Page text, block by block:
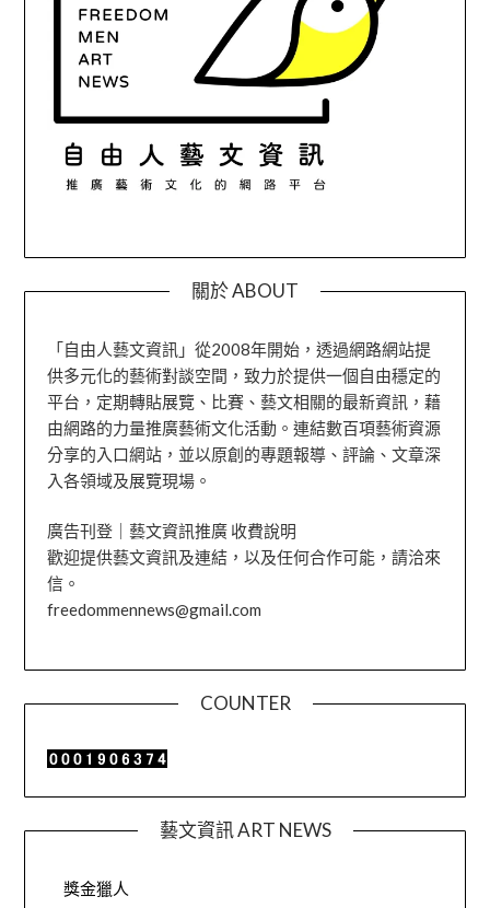
關於 ABOUT
「自由人藝文資訊」從2008年開始，透過網路網站提
供多元化的藝術對談空間，致力於提供一個自由穩定的
平台，定期轉貼展覽、比賽、藝文相關的最新資訊，藉
由網路的力量推廣藝術文化活動。連結數百項藝術資源
分享的入口網站，並以原創的專題報導、評論、文章深
入各領域及展覽現場。
廣告刊登｜藝文資訊推廣 收費說明
歡迎提供藝文資訊及連結，以及任何合作可能，請洽來
信。
freedommennews@gmail.com
COUNTER
藝文資訊 ART NEWS
獎金獵人